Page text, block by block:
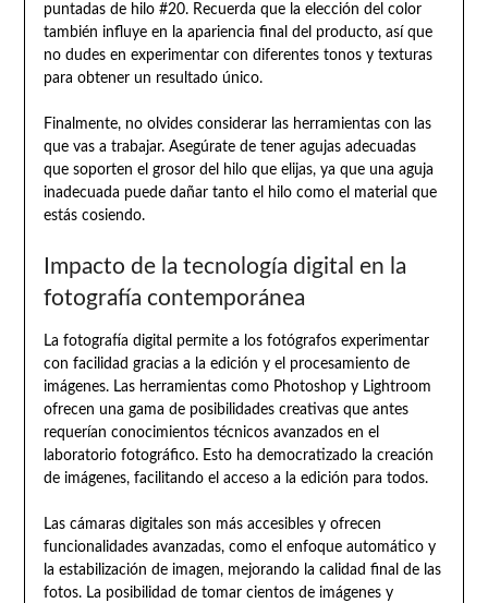
puntadas de hilo #20. Recuerda que la elección del color
también influye en la apariencia final del producto, así que
no dudes en experimentar con diferentes tonos y texturas
para obtener un resultado único.
Finalmente, no olvides considerar las herramientas con las
que vas a trabajar. Asegúrate de tener agujas adecuadas
que soporten el grosor del hilo que elijas, ya que una aguja
inadecuada puede dañar tanto el hilo como el material que
estás cosiendo.
Impacto de la tecnología digital en la
fotografía contemporánea
La fotografía digital permite a los fotógrafos experimentar
con facilidad gracias a la edición y el procesamiento de
imágenes. Las herramientas como Photoshop y Lightroom
ofrecen una gama de posibilidades creativas que antes
requerían conocimientos técnicos avanzados en el
laboratorio fotográfico. Esto ha democratizado la creación
de imágenes, facilitando el acceso a la edición para todos.
Las cámaras digitales son más accesibles y ofrecen
funcionalidades avanzadas, como el enfoque automático y
la estabilización de imagen, mejorando la calidad final de las
fotos. La posibilidad de tomar cientos de imágenes y